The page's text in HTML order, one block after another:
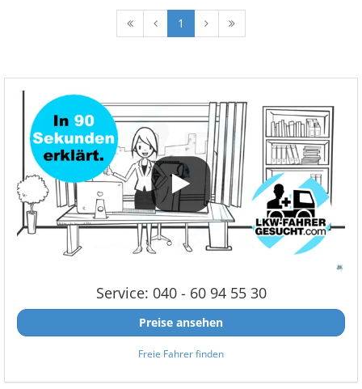
1
Service: 040 - 60 94 55 30
Preise ansehen
Freie Fahrer finden